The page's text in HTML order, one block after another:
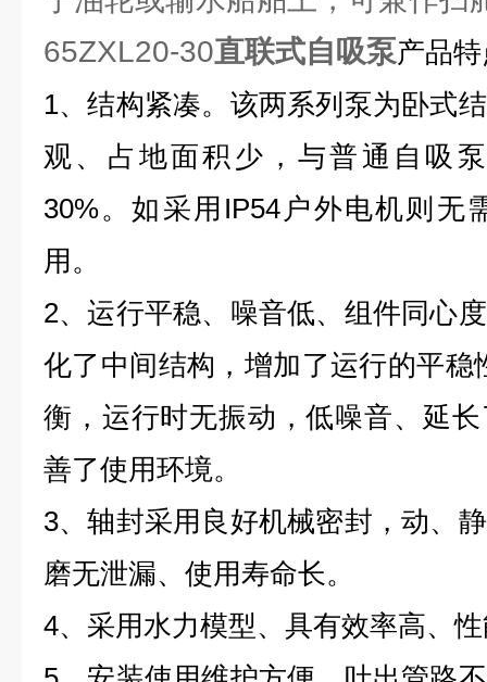
65ZXL20-30直联式自吸泵产品
1、结构紧凑。该两系列泵为卧式
观、占地面积少，与普通自吸
30%。如采用IP54户外电机则无
用。
2、运行平稳、噪音低、组件同心
化了中间结构，增加了运行的平稳
衡，运行时无振动，低噪音、延
善了使用环境。
3、轴封采用良好机械密封，动、
磨无泄漏、使用寿命长。
4、采用水力模型、具有效率高、